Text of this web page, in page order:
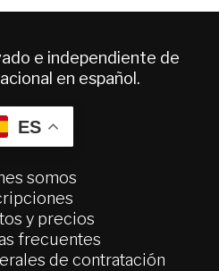
e independiente de
en español.
ES
somos
y precios
frecuentes
de contratación